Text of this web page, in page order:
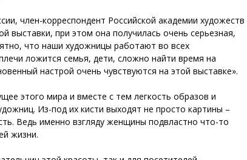
член-корреспондент Российской академии художеств
выставки, при этом она получилась очень серьезная,
что наши художницы работают во всех
ложится семья, дети, сложно найти время на
настрой очень чувствуются на этой выставке».
этого мира и вместе с тем легкость образов и
Из-под их кисти выходят не просто картины –
Ведь именно взгляду женщины подвластно что-то
жизни.